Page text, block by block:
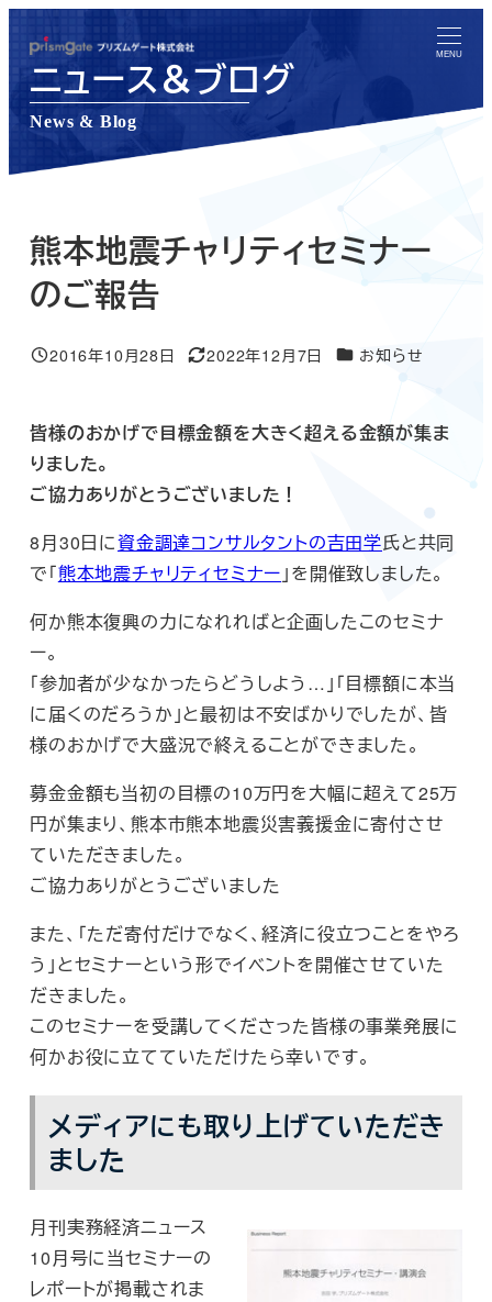
ン
コ
テ
MENU
ニュース＆ブログ
News & Blog
熊本地震チャリティセミナー
のご報告
投稿日
2016年10月28日
更新日
2022年12月7日 ニュース＆ブログカテ
お知らせ
皆様のおかげで目標金額を大きく超える金額が集ま
りました。
ご協力ありがとうございました！
8月30日に資金調達コンサルタントの吉田学氏と共同
で「熊本地震チャリティセミナー 」を開催致しました。
何か熊本復興の力になれればと企画したこのセミナ
ー。
「参加者が少なかったらどうしよう…」「目標額に本当
に届くのだろうか」と最初は不安ばかりでしたが、皆
様のおかげで大盛況で終えることができました。
募金金額も当初の目標の10万円を大幅に超えて25万
円が集まり、熊本市熊本地震災害義援金に寄付させ
ていただきました。
ご協力ありがとうございました
また、「ただ寄付だけでなく、経済に役立つことをやろ
う」とセミナーという形でイベントを開催させていた
だきました。
このセミナーを受講してくださった皆様の事業発展に
何かお役に立てていただけたら幸いです。
メディアにも取り上げていただき
ました
月刊実務経済ニュース
10月号に当セミナーの
レポートが掲載されま